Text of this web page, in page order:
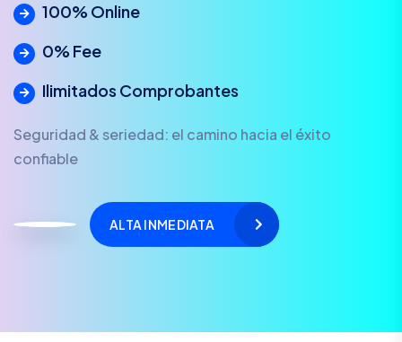
100% Online
0% Fee
Ilimitados Comprobantes
Seguridad & seriedad: el camino hacia el éxito
confiable
ALTA INMEDIATA